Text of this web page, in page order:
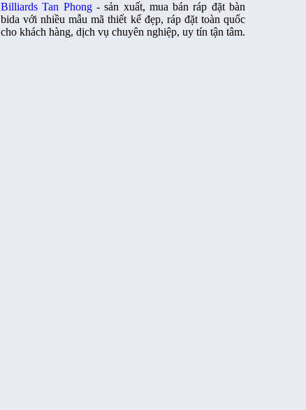
Billiards Tan Phong- sản xuất, mua bán ráp đặt bàn
bida với nhiều mẫu mã thiết kế đẹp, ráp đặt toàn quốc
cho khách hàng, dịch vụ chuyên nghiệp, uy tín tận tâm.